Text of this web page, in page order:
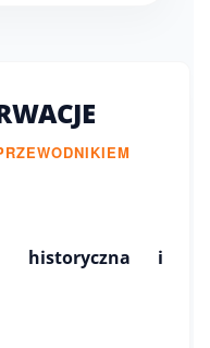
historyczna i